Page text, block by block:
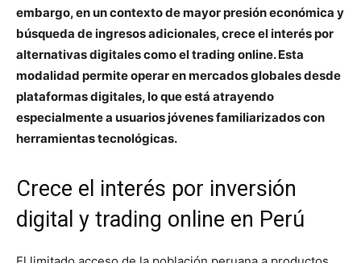
embargo, en un contexto de mayor presión económica y
búsqueda de ingresos adicionales, crece el interés por
alternativas digitales como el trading online. Esta
modalidad permite operar en mercados globales desde
plataformas digitales, lo que está atrayendo
especialmente a usuarios jóvenes familiarizados con
herramientas tecnológicas.
Crece el interés por inversión
digital y trading online en Perú